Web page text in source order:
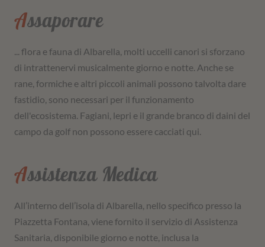
Assaporare
... flora e fauna di Albarella, molti uccelli canori si sforzano
di intrattenervi musicalmente giorno e notte. Anche se
rane, formiche e altri piccoli animali possono talvolta dare
fastidio, sono necessari per il funzionamento
dell'ecosistema. Fagiani, lepri e il grande branco di daini del
campo da golf non possono essere cacciati qui.
Assistenza Medica
All’interno dell’isola di Albarella, nello specifico presso la
Piazzetta Fontana, viene fornito il servizio di Assistenza
Sanitaria, disponibile giorno e notte, inclusa la